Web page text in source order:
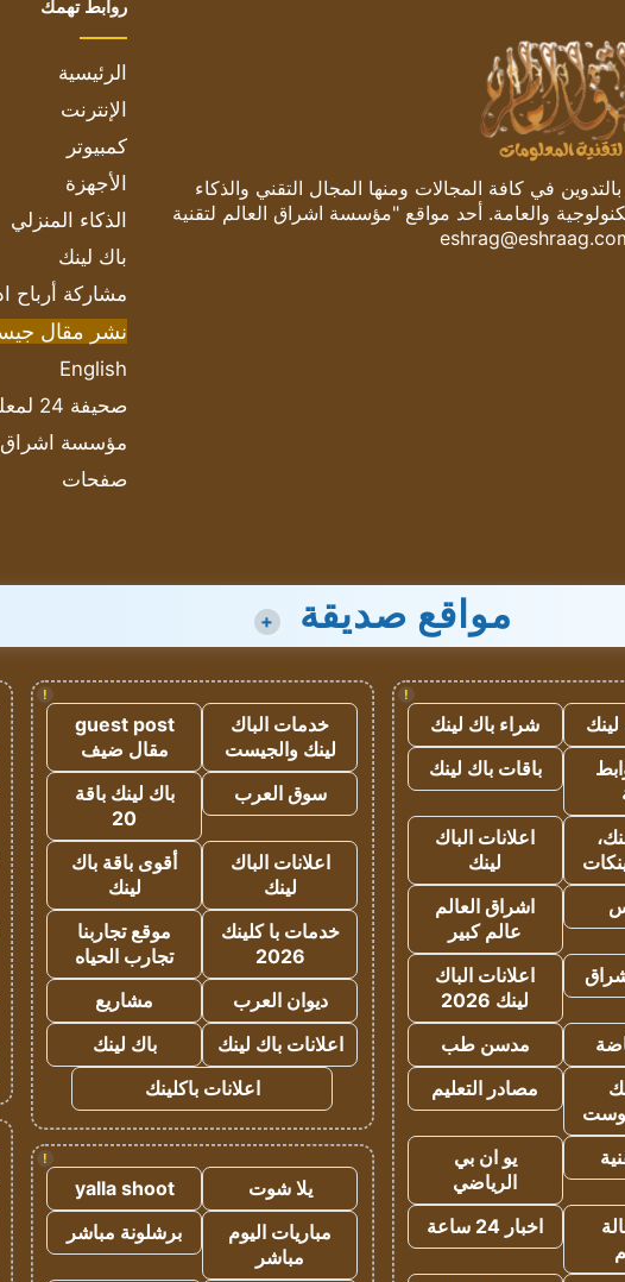
في كافة المجالات ومنها المجال التقني والذكاء
والعامة. أحد مواقع "مؤسسة اشراق العالم لتقنية
روابط تهمك
الرئيسية
الإنترنت
كمبيوتر
الأجهزة
الذكاء المنزلي
باك لينك
مشاركة أرباح
نشر مقال
English
صحيفة 24 لمعلوماتك
مؤسسة اشراق
صفحات
مواقع صديقة +
!
شراء باك لينك
باقات باك لينك
اعلانات الباك
لينك
اشراق العالم
عالم كبير
اعلانات الباك
لينك 2026
مدسن طب
مصادر التعليم
يو ان بي
الرياضي
اخبار 24 ساعة
!
خدمات الباك
لينك والجيست
guest post
مقال ضيف
سوق العرب
باك لينك باقة
20
اعلانات الباك
لينك
أقوى باقة باك
لينك
خدمات با كلينك
2026
موقع تجاربنا
تجارب الحياه
ديوان العرب
مشاريع
اعلانات باك لينك
باك لينك
اعلانات باكلينك
!
يلا شوت
yalla shoot
مباريات اليوم
مباشر
برشلونة مباشر